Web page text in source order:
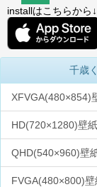
installはこちらから↓
千歳
XFVGA(480×854)
HD(720×1280)壁紙
QHD(540×960)壁
FVGA(480×800)壁